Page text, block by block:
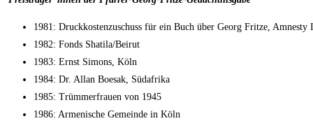
1981: Druckkostenzuschuss für ein Buch über Georg Fritze, Amnesty
1982: Fonds Shatila/Beirut
1983: Ernst Simons, Köln
1984: Dr. Allan Boesak, Südafrika
1985: Trümmerfrauen von 1945
1986: Armenische Gemeinde in Köln